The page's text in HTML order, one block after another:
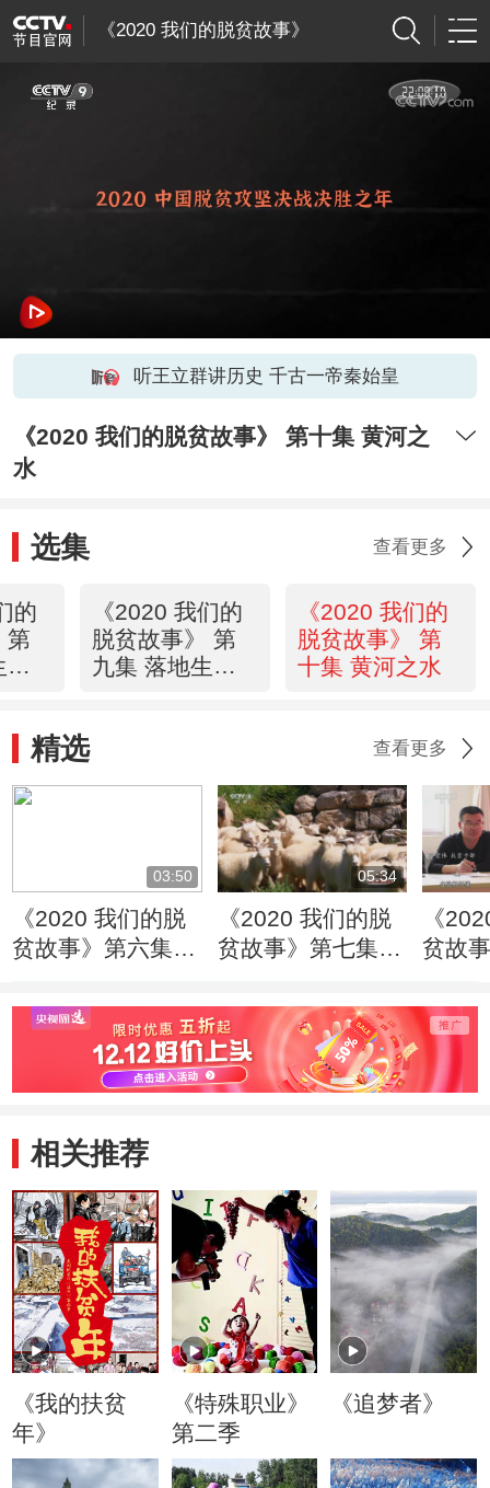
《2020 我们的脱贫故事》
听王立群讲历史 千古一帝秦始皇
《2020 我们的脱贫故事》 第十集 黄河之
水
选集 查看更多
的
第
根
《2020 我们的
脱贫故事》 第
九集 落地生根
《2020 我们的
脱贫故事》 第
十集 黄河之水
精选 查看更多
03:50
《2020 我们的脱
贫故事》第六集：
款 杨直东解决了
土地租金问题
05:34
《2020 我们的脱
贫故事》第七集：
位置极其偏僻 贾
换荣觉得村子已经
烂得不能住了
《
贫故
关键
部努
想工作
相关推荐
《我的扶贫
年》
《特殊职业》
第二季
《追梦者》